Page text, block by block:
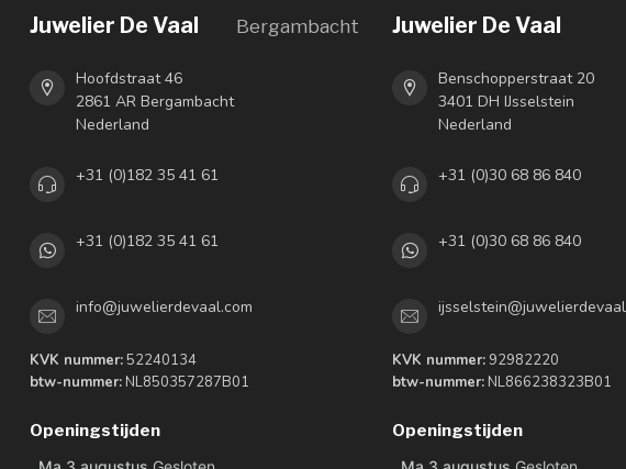
Juwelier De Vaal Bergambacht
Hoofdstraat 46
2861 AR Bergambacht
Nederland
+31 (0)182 35 41 61
+31 (0)182 35 41 61
info@juwelierdevaal.com
KVK nummer: 52240134
btw-nummer: NL850357287B01
Openingstijden
Juwelier De Vaal
Benschopperstraat 20
3401 DH IJsselstein
Nederland
+31 (0)30 68 86 840
+31 (0)30 68 86 840
KVK nummer:92982220
btw-nummer: NL866238323B01
Openingstijden